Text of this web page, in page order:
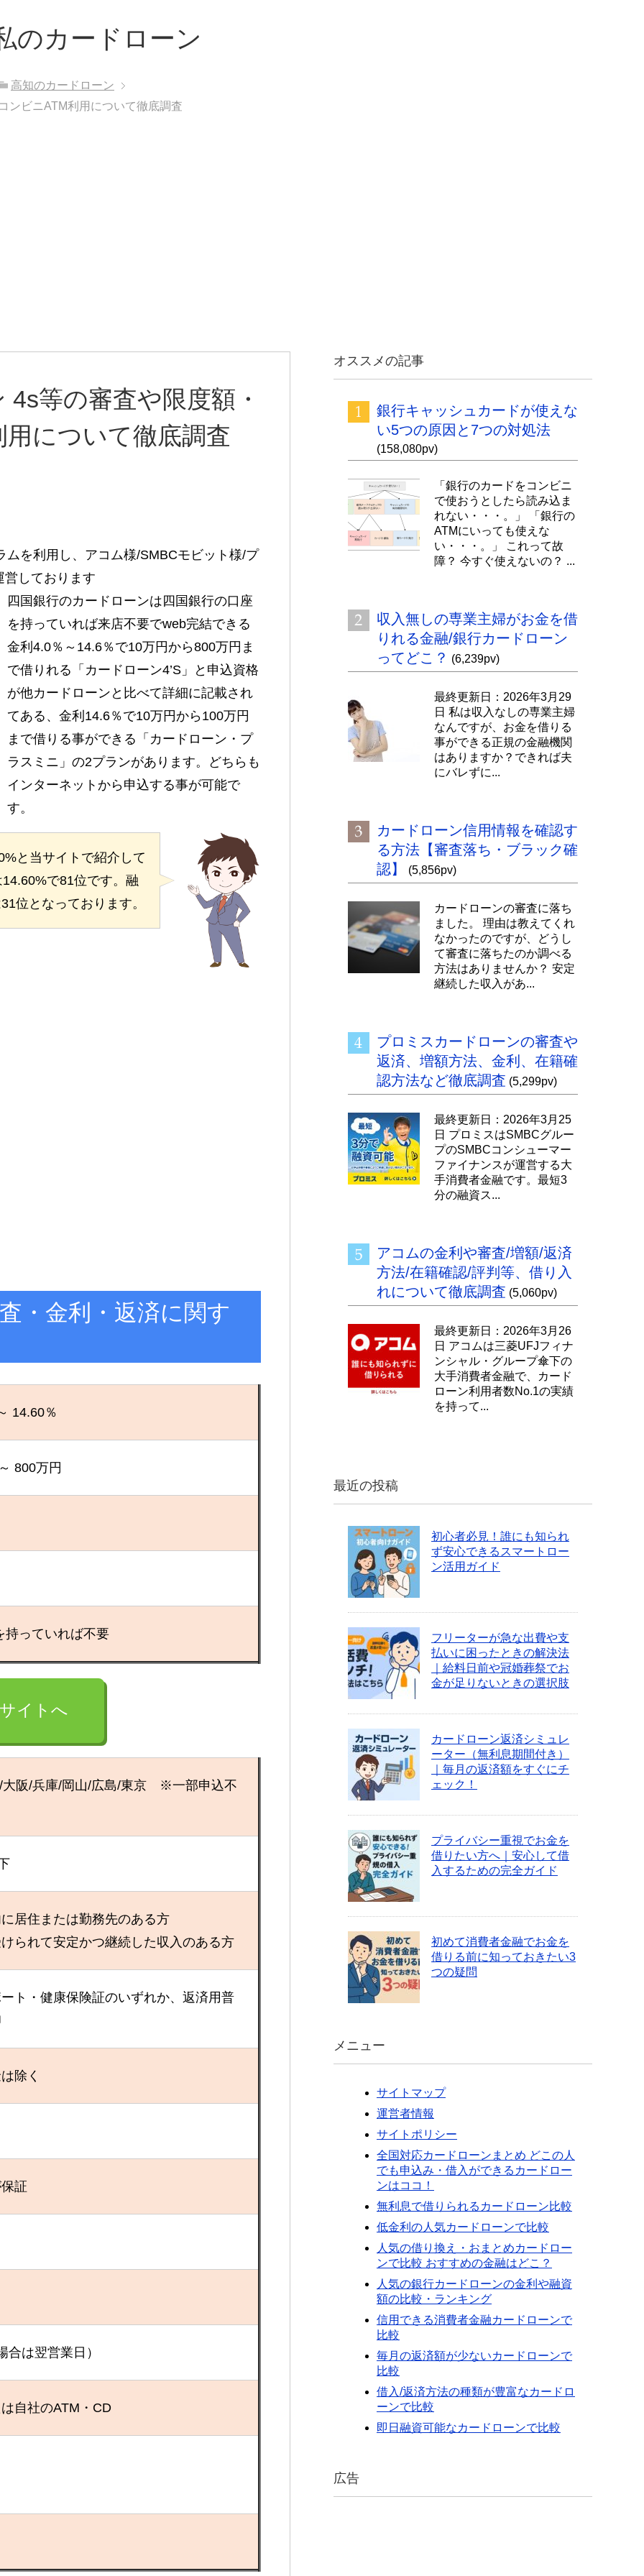
のカードローン
高知のカードローン
ンビニATM利用について徹底調査
等の審査や限度額・
について徹底調査
を利用し、アコム様/SMBCモビット様/プ
営しております
四国銀行のカードローンは四国銀行の口座
を持っていれば来店不要でweb完結できる
金利4.0％～14.6％で10万円から800万円ま
で借りれる「カードローン4’S」と申込資格
が他カードローンと比べて詳細に記載され
てある、金利14.6％で10万円から100万円
まで借りる事ができる「カードローン・プ
ラスミニ」の2プランがあります。どちらも
インターネットから申込する事が可能で
す。
と当サイトで紹介して
で81位です。融
位となっております。
・金利・返済に関す
14.60％
800万円
っていれば不要
イトへ
大阪/兵庫/岡山/広島/東京 ※一部申込不
居住または勤務先のある方
られて安定かつ継続した収入のある方
ト・健康保険証のいずれか、返済用普
除く
証
合は翌営業日）
自社のATM・CD
オススメの記事
銀行キャッシュカードが使えな
い5つの原因と7つの対処法
(158,080pv)
「銀行のカードをコンビニ
で使おうとしたら読み込ま
れない・・・。」 「銀行の
ATMにいっても使えな
い・・・。」 これって故
障？ 今すぐ使えないの？ ...
収入無しの専業主婦がお金を借
りれる金融/銀行カードローン
ってどこ？ (6,239pv)
最終更新日：2026年3月29
日 私は収入なしの専業主婦
なんですが、お金を借りる
事ができる正規の金融機関
はありますか？できれば夫
にバレずに...
カードローン信用情報を確認す
る方法【審査落ち・ブラック確
認】
(5,856pv)
カードローンの審査に落ち
ました。 理由は教えてくれ
なかったのですが、どうし
て審査に落ちたのか調べる
方法はありませんか？ 安定
継続した収入があ...
プロミスカードローンの審査や
返済、増額方法、金利、在籍確
認方法など徹底調査 (5,299pv)
最終更新日：2026年3月25
日 プロミスはSMBCグルー
プのSMBCコンシューマー
ファイナンスが運営する大
手消費者金融です。最短3
分の融資ス...
アコムの金利や審査/増額/返済
方法/在籍確認/評判等、借り入
れについて徹底調査 (5,060pv)
最終更新日：2026年3月26
日 アコムは三菱UFJフィナ
ンシャル・グループ傘下の
大手消費者金融で、カード
ローン利用者数No.1の実績
を持って...
最近の投稿
初心者必見！誰にも知られ
ず安心できるスマートロー
ン活用ガイド
フリーターが急な出費や支
払いに困ったときの解決法
｜給料日前や冠婚葬祭でお
金が足りないときの選択肢
カードローン返済シミュレ
ーター（無利息期間付き）
｜毎月の返済額をすぐにチ
ェック！
プライバシー重視でお金を
借りたい方へ｜安心して借
入するための完全ガイド
初めて消費者金融でお金を
借りる前に知っておきたい3
つの疑問
メニュー
サイトマップ
運営者情報
サイトポリシー
全国対応カードローンまとめ どこの人
でも申込み・借入ができるカードロー
ンはココ！
無利息で借りられるカードローン比較
低金利の人気カードローンで比較
人気の借り換え・おまとめカードロー
ンで比較 おすすめの金融はどこ？
人気の銀行カードローンの金利や融資
額の比較・ランキング
信用できる消費者金融カードローンで
比較
毎月の返済額が少ないカードローンで
比較
借入/返済方法の種類が豊富なカードロ
ーンで比較
即日融資可能なカードローンで比較
広告